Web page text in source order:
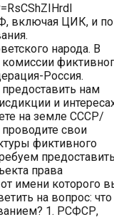
включая ЦИК, и по
народа. В
Россия.
нам
и
на земле СССР/
свои
фиктивного
права
имени которого
на вопрос: что
1. РСФСР,